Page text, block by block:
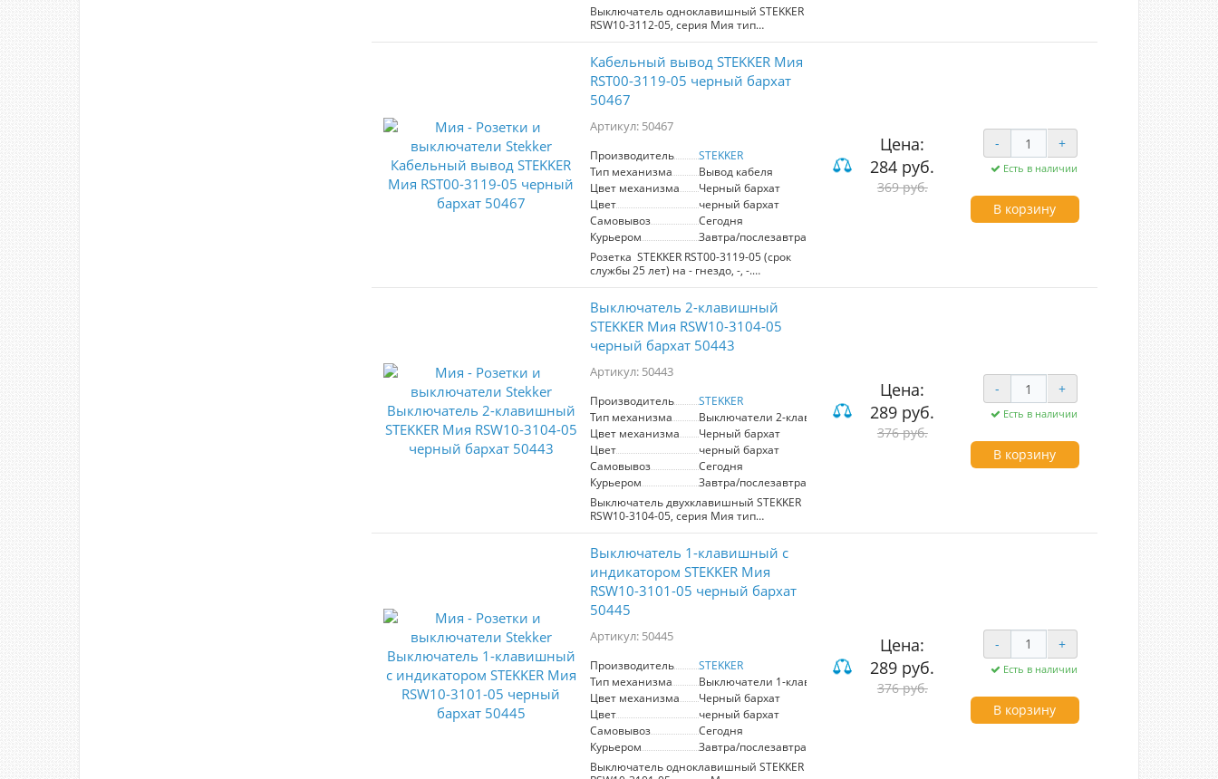
Выключатель одноклавишный STEKKER
RSW10-3112-05, серия Мия тип
установки - скрытый, размер изделия
материал изделия поликарбонат.
Номинальное напряжение 250 ,
номинальный ток 10А, 20
Кабельный вывод STEKKER Мия
RST00-3119-05 черный бархат
50467
Артикул: 50467
Производитель
STEKKER
Тип механизма
Вывод кабеля
Цвет механизма
Черный бархат
Цвет
черный бархат
Самовывоз
Сегодня
Курьером
Завтра/послезавтра
Розетка STEKKER RST00-3119-05 (срок
службы 25 лет) на - гнездо, -, -.
Материал: поликарбонат, цвет черный
Номинальное напряжение -,
номинальный ток -, диапазон рабочих
температур 0..+35°C, IP20
Цена:
284 руб.
369 руб.
- +
Есть в наличии
В корзину
Выключатель 2-клавишный
STEKKER Мия RSW10-3104-05
черный бархат 50443
Артикул: 50443
Производитель
STEKKER
Тип механизма
Выключатели 2-клавишные
Цвет механизма
Черный бархат
Цвет
черный бархат
Самовывоз
Сегодня
Курьером
Завтра/послезавтра
Выключатель двухклавишный STEKKER
RSW10-3104-05, серия Мия тип
установки - скрытый, размер изделия
материал изделия поликарбонат,
латунь, сталь. Номинальное
напряжение 250 , номинальный ток
10А, 20
Цена:
289 руб.
376 руб.
- +
Есть в наличии
В корзину
Выключатель 1-клавишный c
индикатором STEKKER Мия
RSW10-3101-05 черный бархат
50445
Артикул: 50445
Производитель
STEKKER
Тип механизма
Выключатели 1-клавишные
Цвет механизма
Черный бархат
Цвет
черный бархат
Самовывоз
Сегодня
Курьером
Завтра/послезавтра
Выключатель одноклавишный STEKKER
Цена:
289 руб.
376 руб.
- +
Есть в наличии
В корзину